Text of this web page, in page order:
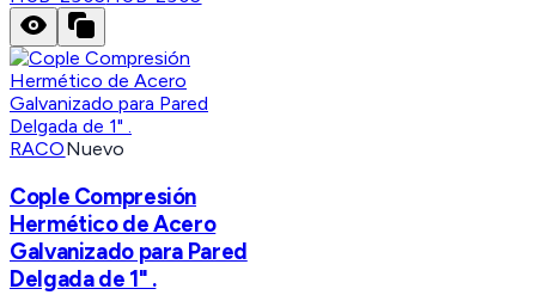
RACONuevo
Cople Compresión
Hermético de Acero
Galvanizado para Pared
Delgada de 1" .